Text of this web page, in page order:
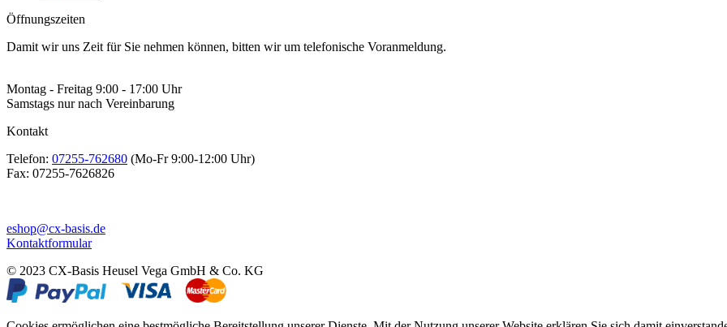
Öffnungszeiten
Damit wir uns Zeit für Sie nehmen können, bitten wir um telefonische Voranmeldung.
Montag - Freitag 9:00 - 17:00 Uhr
Samstags nur nach Vereinbarung
Kontakt
Telefon: 07255-762680 (Mo-Fr 9:00-12:00 Uhr)
Fax: 07255-7626826
eshop@cx-basis.de
Kontaktformular
© 2023 CX-Basis Heusel Vega GmbH & Co. KG